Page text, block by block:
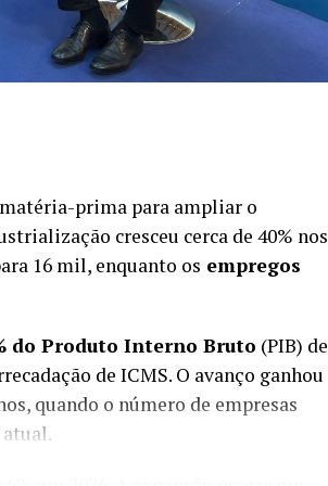
prima para ampliar o
cresceu cerca de 40% nos
16 mil, enquanto os empregos
do Produto Interno Bruto (PIB) de
de ICMS. O avanço ganhou
quando o número de empresas